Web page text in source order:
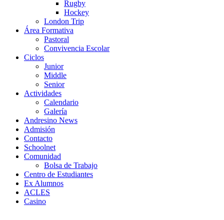
Rugby
Hockey
London Trip
Área Formativa
Pastoral
Convivencia Escolar
Ciclos
Junior
Middle
Senior
Actividades
Calendario
Galería
Andresino News
Admisión
Contacto
Schoolnet
Comunidad
Bolsa de Trabajo
Centro de Estudiantes
Ex Alumnos
ACLES
Casino